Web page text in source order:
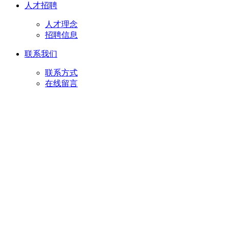
人才招聘
人才理念
招聘信息
联系我们
联系方式
在线留言